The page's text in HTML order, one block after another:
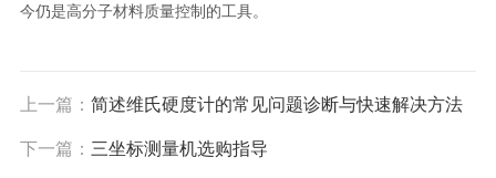
今仍是高分子材料质量控制的工具。
上一篇： 简述维氏硬度计的常见问题诊断与快速解决方法
下一篇： 三坐标测量机选购指导